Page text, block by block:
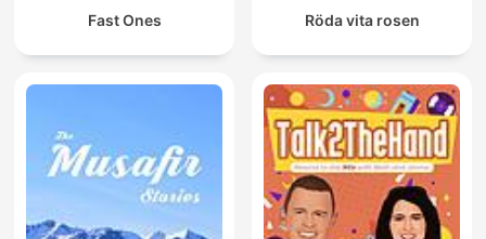
Fast Ones Röda vita rosen